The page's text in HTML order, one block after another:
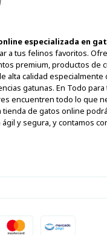
especializada en
a tus felinos favoritos.
premium, productos de
alta calidad especialmente
gatunas. En Todo para
encuentren todo lo que
tienda de gatos online
y segura, y contamos